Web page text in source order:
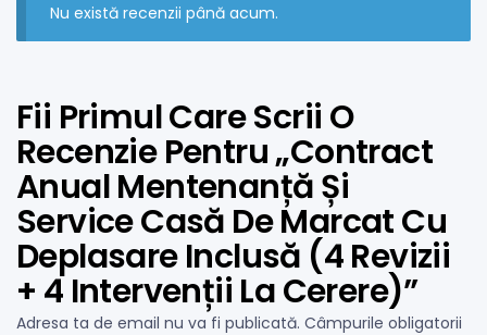
Nu există recenzii până acum.
Fii Primul Care Scrii O
Recenzie Pentru „Contract
Anual Mentenanță Și
Service Casă De Marcat Cu
Deplasare Inclusă (4 Revizii
+ 4 Intervenții La Cerere)”
Adresa ta de email nu va fi publicată. Câmpurile obligatorii